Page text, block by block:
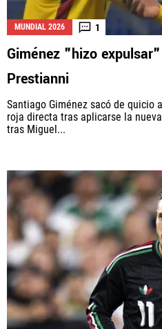
La aceptación de una de las
puede dar lugar a un pago a
cómo y dónde aparecen los
orden en que aparecen, pero no
MUNDIAL 2026 1
Giménez "hizo
Prestianni
Santiago Giménez sacó de quicio
roja directa tras aplicarse la
tras Miguel...